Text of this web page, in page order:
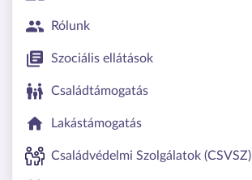
Rólunk
Szociális ellátások
Családtámogatás
Lakástámogatás
Családvédelmi Szolgálatok (CSVSZ)